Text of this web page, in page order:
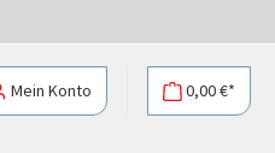
Mein Konto 0,00 €*